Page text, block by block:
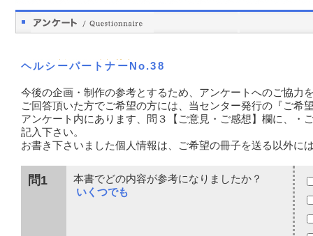
ヘルシーパートナーNo.38
今後の企画・制作の参考とするため、アンケートへのご協力
ご回答頂いた方でご希望の方には、当センター発行の『ご希
アンケート内にあります、問３【ご意見・ご感想】欄に、・
記入下さい。
お書き下さいました個人情報は、ご希望の冊子を送る以外に
問1
本書でどの内容が参考になりましたか？
いくつでも